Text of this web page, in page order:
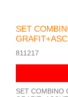
SET
811217
SET COMBINO